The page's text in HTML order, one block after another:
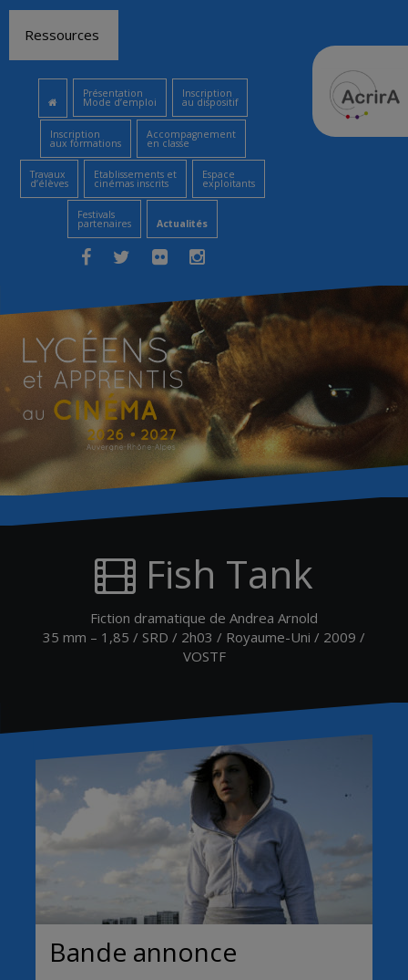
contenu
Ressources
Présentation
Mode d’emploi
Inscription
au dispositif
Inscription
aux formations
Accompagnement
en classe
Travaux
d’élèves
Etablissements et
cinémas inscrits
Espace
exploitants
Festivals
partenaires Actualités
Fish Tank
Fiction dramatique de Andrea Arnold
35 mm – 1,85 / SRD / 2h03 / Royaume-Uni / 2009 /
VOSTF
Bande annonce